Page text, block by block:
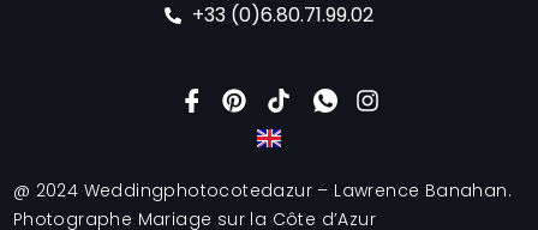
+33 (0)6.80.71.99.02
@ 2024 Weddingphotocotedazur – Lawrence Banahan.
Photographe Mariage sur la Côte d’Azur